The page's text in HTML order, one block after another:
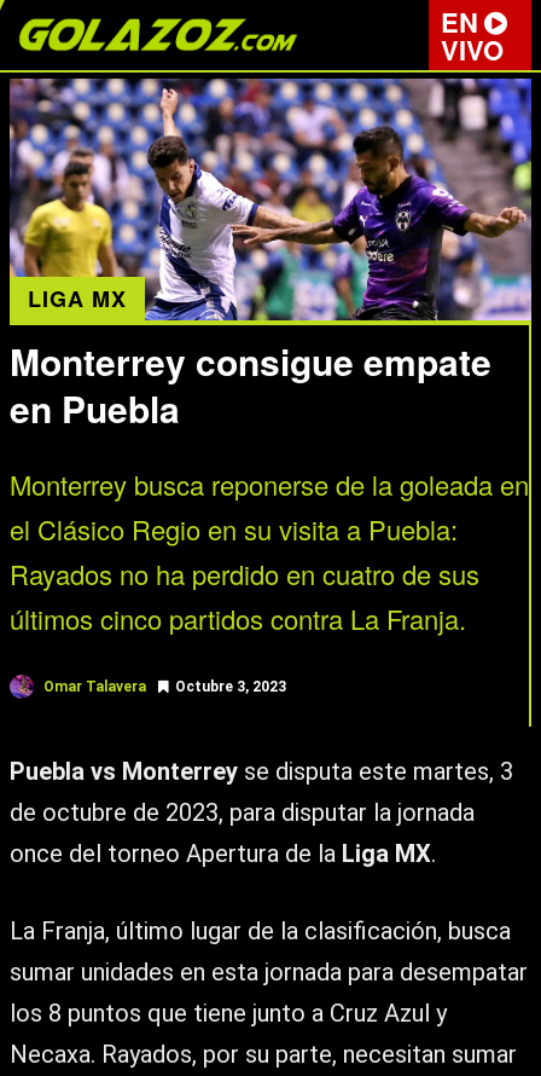
EN
VIVO
LIGA MX
Monterrey consigue empate
en Puebla
Monterrey busca reponerse de la goleada en
el Clásico Regio en su visita a Puebla:
Rayados no ha perdido en cuatro de sus
últimos cinco partidos contra La Franja.
Omar Talavera Octubre 3, 2023
Puebla vs Monterrey se disputa este martes, 3
de octubre de 2023, para disputar la jornada
once del torneo Apertura de la Liga MX.
La Franja, último lugar de la clasificación, busca
sumar unidades en esta jornada para desempatar
los 8 puntos que tiene junto a Cruz Azul y
Necaxa. Rayados, por su parte, necesitan sumar